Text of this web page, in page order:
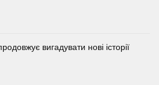
вигадувати нові історії